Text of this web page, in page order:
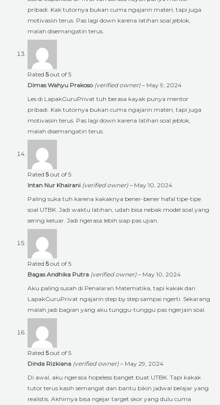
pribadi. Kak tutornya bukan cuma ngajarin materi, tapi juga
motivasiin terus. Pas lagi down karena latihan soal jeblok,
malah disemangatin terus.
Rated 5out of 5
Dimas Wahyu Prakoso (verified owner) – May 9, 2024
Les di LapakGuruPrivat tuh berasa kayak punya mentor
pribadi. Kak tutornya bukan cuma ngajarin materi, tapi juga
motivasiin terus. Pas lagi down karena latihan soal jeblok,
malah disemangatin terus.
Rated 5out of 5
Intan Nur Khairani (verified owner) – May 10, 2024
Paling suka tuh karena kakaknya bener-bener hafal tipe-tipe
soal UTBK. Jadi waktu latihan, udah bisa nebak model soal yang
sering keluar. Jadi ngerasa lebih siap pas ujian.
Rated 5out of 5
Bagas Andhika Putra (verified owner) – May 10, 2024
Aku paling susah di Penalaran Matematika, tapi kakak dari
LapakGuruPrivat ngajarin step by step sampai ngerti. Sekarang
malah jadi bagian yang aku tunggu-tunggu pas ngerjain soal.
Rated 5out of 5
Dinda Rizkiana (verified owner) – May 29, 2024
Di awal, aku ngerasa hopeless banget buat UTBK. Tapi kakak
tutor terus kasih semangat dan bantu bikin jadwal belajar yang
realistis. Akhirnya bisa ngejar target skor yang dulu cuma